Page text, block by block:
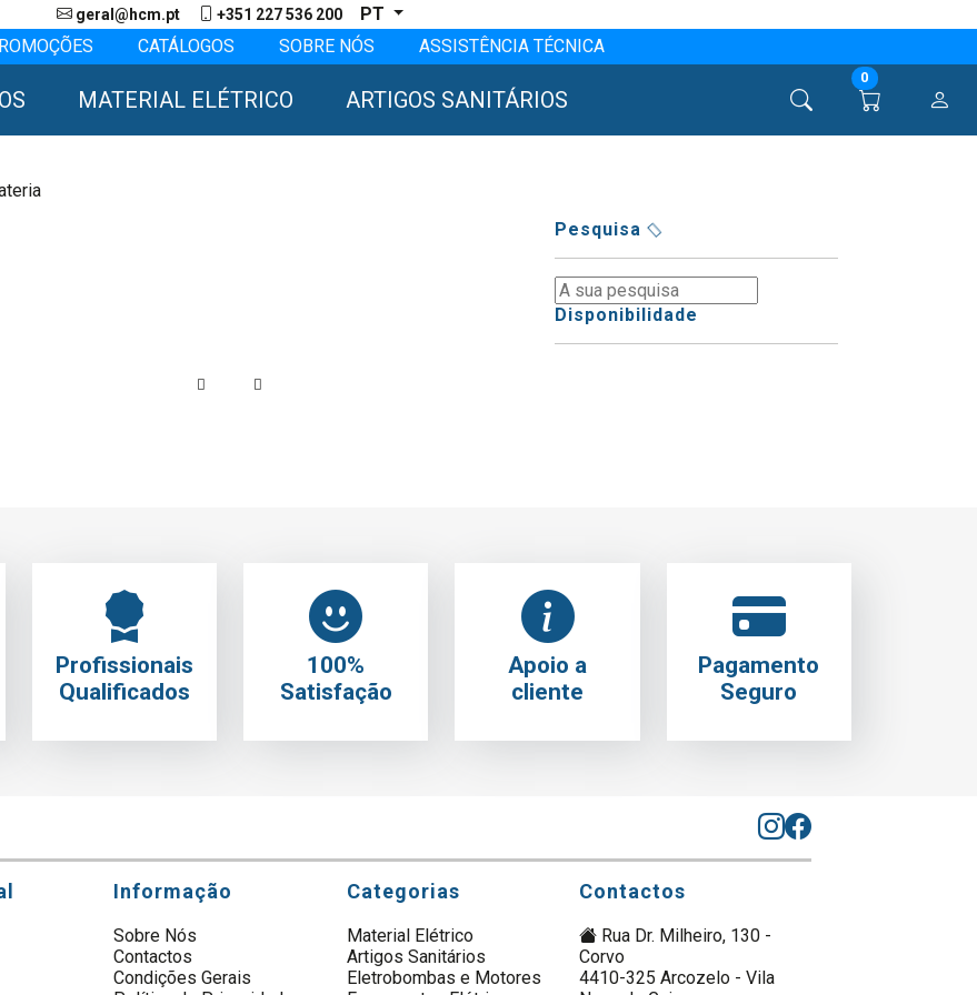
geral@hcm.pt +351 227 536 200
PT
CATÁLOGOS SOBRE NÓS ASSISTÊNCIA TÉCNICA
MATERIAL ELÉTRICO ARTIGOS SANITÁRIOS
0
Pesquisa
Disponibilidade
Profissionais
Qualificados
100%
Satisfação
Apoio a
cliente
Pagamento
Seguro
Informação
Sobre Nós
Contactos
Condições Gerais
Categorias
Material Elétrico
Artigos Sanitários
Eletrobombas e Motores
Contactos
Rua Dr. Milheiro, 130 -
Corvo
4410-325 Arcozelo - Vila